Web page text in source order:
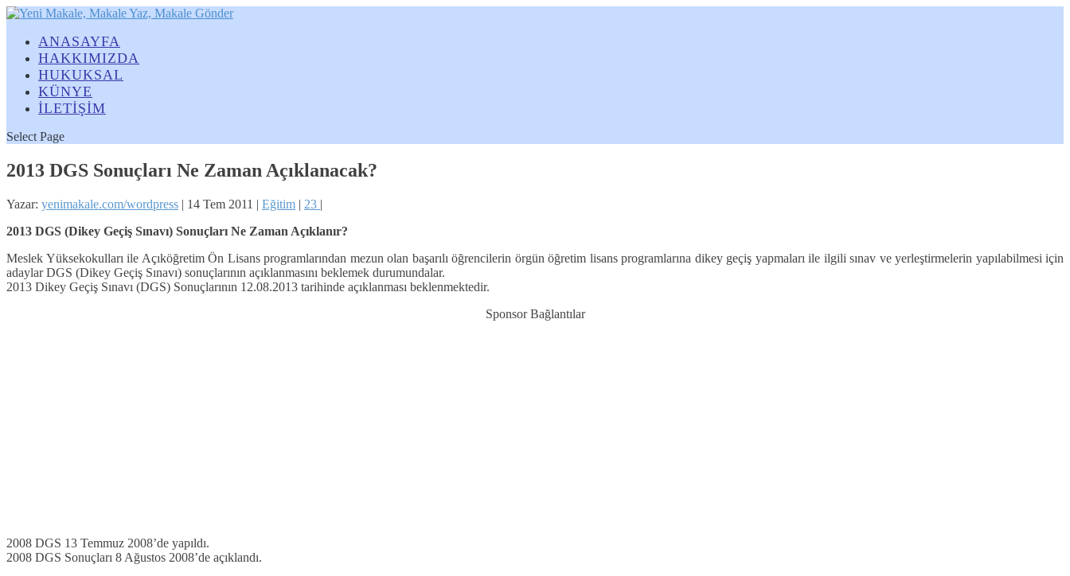
ANASAYFA
HAKKIMIZDA
HUKUKSAL
KÜNYE
İLETİŞİM
Select Page
2013 DGS Sonuçları Ne Zaman Açıklanacak?
Yazar: yenimakale.com/wordpress | 14 Tem 2011 | Eğitim | 23 |
2013 DGS (Dikey Geçiş Sınavı) Sonuçları Ne Zaman Açıklanır?
Meslek Yüksekokulları ile Açıköğretim Ön Lisans programlarından mezun olan başarılı öğrencilerin örgün öğretim lisans programlarına dikey geçiş yapmaları ile ilgili sınav ve yerleştirmelerin yapılabilmesi için
adaylar DGS (Dikey Geçiş Sınavı) sonuçlarının açıklanmasını beklemek durumundalar.
2013 Dikey Geçiş Sınavı (DGS) Sonuçlarının 12.08.2013 tarihinde açıklanması beklenmektedir.
Sponsor Bağlantılar
2008 DGS 13 Temmuz 2008’de yapıldı.
2008 DGS Sonuçları 8 Ağustos 2008’de açıklandı.